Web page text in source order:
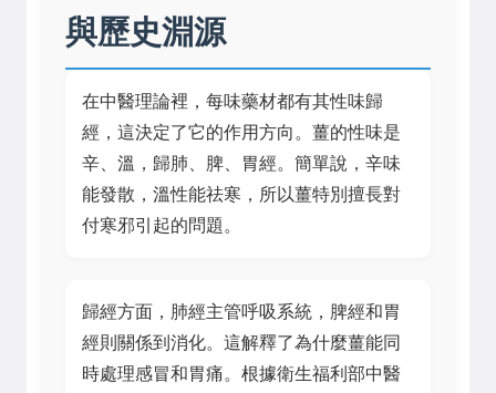
與歷史淵源
在中醫理論裡，每味藥材都有其性味歸
經，這決定了它的作用方向。薑的性味是
辛、溫，歸肺、脾、胃經。簡單說，辛味
能發散，溫性能祛寒，所以薑特別擅長對
付寒邪引起的問題。
歸經方面，肺經主管呼吸系統，脾經和胃
經則關係到消化。這解釋了為什麼薑能同
時處理感冒和胃痛。根據衛生福利部中醫